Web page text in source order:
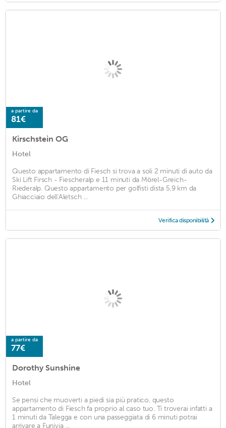
a partire da
81€
Kirschstein OG
Hotel
Questo appartamento di Fiesch si trova a soli 2 minuti di auto da
Ski Lift Firsch - Fiescheralp e 11 minuti da Mörel-Greich-
Riederalp. Questo appartamento per golfisti dista 5,9 km da
Ghiacciaio dell'Aletsch ...
Verifica disponibilità
a partire da
77€
Dorothy Sunshine
Hotel
Se pensi che muoverti a piedi sia più pratico, questo
appartamento di Fiesch fa proprio al caso tuo. Ti troverai infatti a
1 minuti da Talegga e con una passeggiata di 6 minuti potrai
arrivare a Funivia ...